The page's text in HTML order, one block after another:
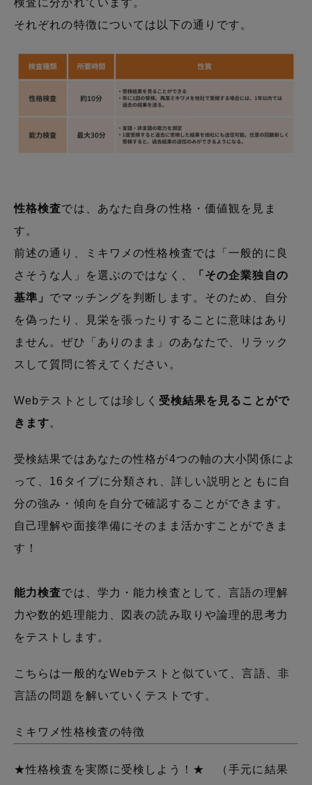
検査に分かれています。
それぞれの特徴については以下の通りです。
性格検査では、あなた自身の性格・価値観を見ま
す。
前述の通り、ミキワメの性格検査では「一般的に良
さそうな人」を選ぶのではなく、
「その企業独自の
基準」 でマッチングを判断します。そのため、自分
を偽ったり、見栄を張ったりすることに意味はあり
ません。ぜひ「ありのまま」のあなたで、リラック
スして質問に答えてください。
Webテストとしては珍しく 受検結果を見ることがで
きます。
受検結果ではあなたの性格が4つの軸の大小関係によ
って、16タイプに分類され、詳しい説明とともに自
分の強み・傾向を自分で確認することができます。
自己理解や面接準備にそのまま活かすことができま
す！
能力検査では、学力・能力検査として、言語の理解
力や数的処理能力、図表の読み取りや論理的思考力
をテストします。
こちらは一般的なWebテストと似ていて、言語、非
言語の問題を解いていくテストです。
ミキワメ性格検査の特徴
★性格検査を実際に受検しよう！★ （手元に結果